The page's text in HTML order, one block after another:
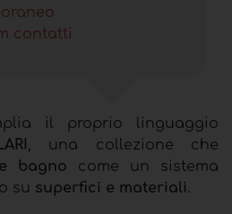
contatti
il proprio linguaggio
, una collezione che
bagno come un sistema
su superfici e materiali.